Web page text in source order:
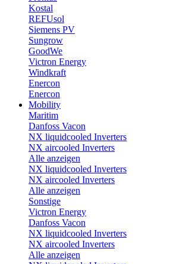
Kostal
REFUsol
Siemens PV
Sungrow
GoodWe
Victron Energy
Windkraft
Enercon
Enercon
Mobility
Maritim
Danfoss Vacon
NX liquidcooled Inverters
NX aircooled Inverters
Alle anzeigen
NX liquidcooled Inverters
NX aircooled Inverters
Alle anzeigen
Sonstige
Victron Energy
Danfoss Vacon
NX liquidcooled Inverters
NX aircooled Inverters
Alle anzeigen